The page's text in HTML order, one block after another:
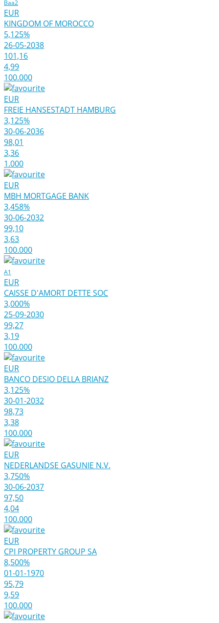
Baa2
EUR
KINGDOM OF MOROCCO
5,125%
26-05-2038
101,16
4,99
100.000
EUR
FREIE HANSESTADT HAMBURG
3,125%
30-06-2036
98,01
3,36
1.000
EUR
MBH MORTGAGE BANK
3,458%
30-06-2032
99,10
3,63
100.000
A1
EUR
CAISSE D'AMORT DETTE SOC
3,000%
25-09-2030
99,27
3,19
100.000
EUR
BANCO DESIO DELLA BRIANZ
3,125%
30-01-2032
98,73
3,38
100.000
EUR
NEDERLANDSE GASUNIE N.V.
3,750%
30-06-2037
97,50
4,04
100.000
EUR
CPI PROPERTY GROUP SA
8,500%
01-01-1970
95,79
9,59
100.000